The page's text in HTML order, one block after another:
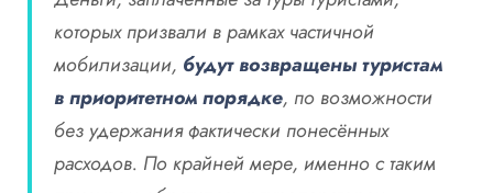
которых призвали в рамках частичной
мобилизации, будут возвращены туристам
в приоритетном порядке, по возможности
без удержания фактически понесённых
расходов. По крайней мере, именно с таким